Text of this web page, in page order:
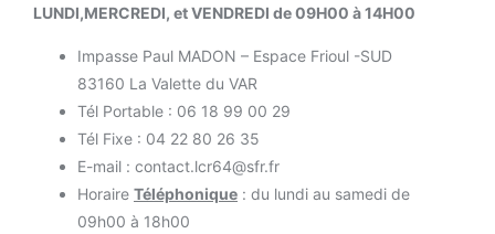
LUNDI,MERCREDI, et VENDREDI de 09H00 à 14H00
Impasse Paul MADON – Espace Frioul -SUD
83160 La Valette du VAR
Tél Portable : 06 18 99 00 29
Tél Fixe : 04 22 80 26 35
E-mail : contact.lcr64@sfr.fr
Horaire Téléphonique : du lundi au samedi de
09h00 à 18h00